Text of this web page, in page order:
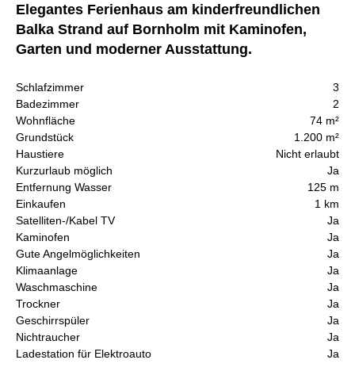
Elegantes Ferienhaus am kinderfreundlichen
Balka Strand auf Bornholm mit Kaminofen,
Garten und moderner Ausstattung.
Schlafzimmer
3
Badezimmer
2
Wohnfläche
74 m²
Grundstück
1.200 m²
Haustiere
Nicht erlaubt
Kurzurlaub möglich
Ja
Entfernung Wasser
125 m
Einkaufen
1 km
Satelliten-/Kabel TV
Ja
Kaminofen
Ja
Gute Angelmöglichkeiten
Ja
Klimaanlage
Ja
Waschmaschine
Ja
Trockner
Ja
Geschirrspüler
Ja
Nichtraucher
Ja
Ladestation für Elektroauto
Ja